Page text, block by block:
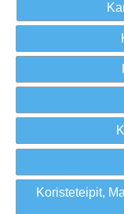
Koristeteipit,